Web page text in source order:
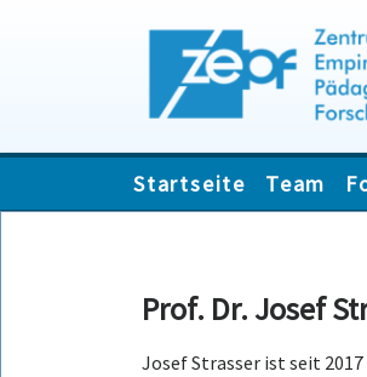
Startseite Team
Prof. Dr. Josef
Josef Strasser ist seit